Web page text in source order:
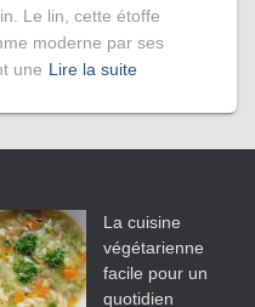
Le lin, cette étoffe
moderne par ses
une Lire la suite
La cuisine
végétarienne
facile pour un
quotidien